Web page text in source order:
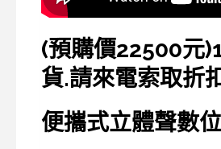
(預購價22500元
貨.請來電索取折
便攜式立體聲數